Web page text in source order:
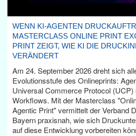
WENN KI-AGENTEN
MASTERCLASS ONLINE PRINT
PRINT ZEIGT, WIE KI DIE
VERÄNDERT
Am 24. September 2026 dreht sich
Evolutionsstufe des Onlineprints:
Universal Commerce Protocol (UCP)
Workflows. Mit der Masterclass
Agentic Print" vermittelt der Verband
Bayern praxisnah, wie sich
auf diese Entwicklung vorbereiten